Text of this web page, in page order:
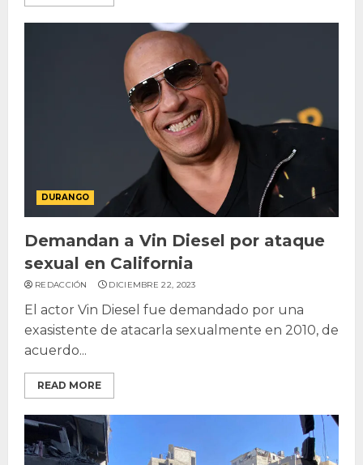
DURANGO
Demandan a Vin Diesel por ataque
sexual en California
REDACCIÓN DICIEMBRE 22, 2023
El actor Vin Diesel fue demandado por una
exasistente de atacarla sexualmente en 2010, de
acuerdo...
READ MORE